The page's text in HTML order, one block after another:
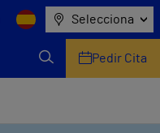
Selecciona
Pedir Cita